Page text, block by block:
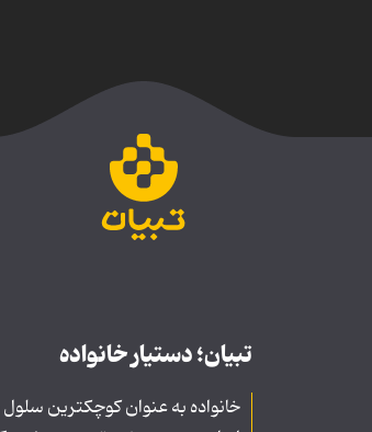
تبیان؛ دستیار خانواده
خانواده به عنوان کوچکترین